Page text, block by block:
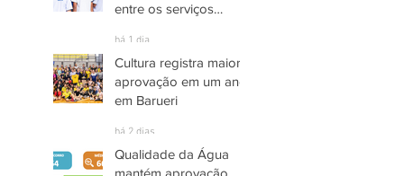
entre os serviços
há 1 dia
Cultura registra maior
aprovação em um ano
em Barueri
há 2 dias
Qualidade da Água
mantém aprovação